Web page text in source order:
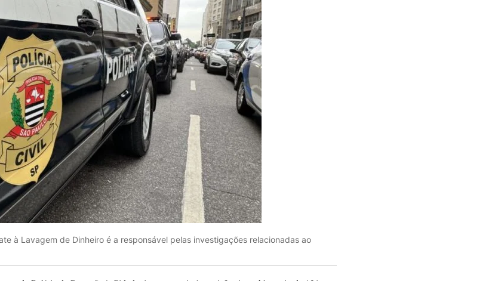
à Lavagem de Dinheiro é a responsável pelas investigações relacionadas ao